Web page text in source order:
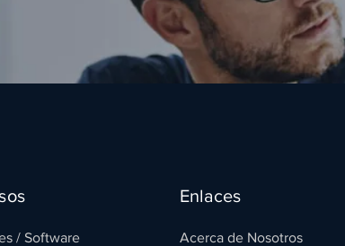
/ Software
Enlaces
Acerca de Nosotros